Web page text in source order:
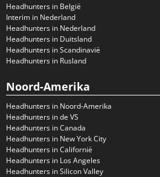
Headhunters in België
Interim in Nederland
Headhunters in Nederland
Headhunters in Duitsland
Headhunters in Scandinavië
Headhunters in Rusland
Noord-Amerika
Headhunters in Noord-Amerika
Headhunters in de VS
Headhunters in Canada
Headhunters in New York City
Headhunters in Californië
Headhunters in Los Angeles
Headhunters in Silicon Valley